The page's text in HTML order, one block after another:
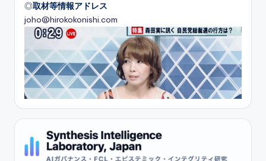
◎取材等情報アドレス
joho@hirokokonishi.com